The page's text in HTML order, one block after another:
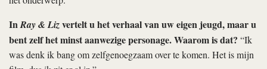
InRay & Lizvertelt u het verhaal van uw eigen jeugd, maar u
bent zelf het minst aanwezige personage. Waarom is dat? “Ik
was denk ik bang om zelfgenoegzaam over te komen. Het is mijn